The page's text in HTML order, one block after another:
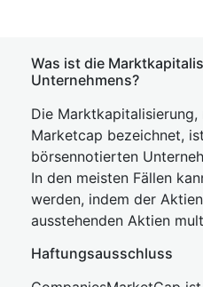
Was ist die
Unternehmens?
Die Marktkapitalisierung,
Marketcap bezeichnet,
börsennotierten
In den meisten Fällen
werden, indem der
ausstehenden Aktien
Haftungsausschluss